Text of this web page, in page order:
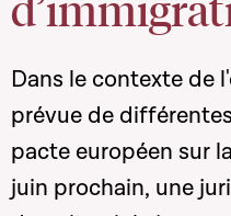
Dans le contexte de
prévue de
pacte européen sur
juin prochain, une